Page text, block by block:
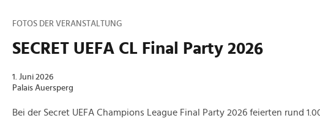
FOTOS DER VERANSTALTUNG
SECRET UEFA CL Final Party 2026
1. Juni 2026
Palais Auersperg
Bei der Secret UEFA Champions League Final Party 2026 feierten rund